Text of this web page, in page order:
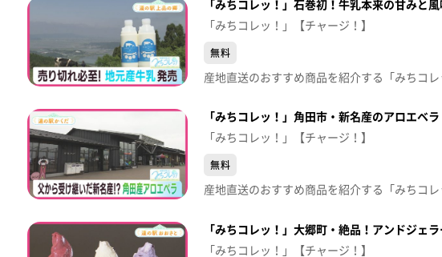
「みちコレッ！」石巻初！牛乳本来の甘みと
「みちコレッ！」【チャージ！】
無料
「みちコレッ！」角田市・新名産のアロエベ
「みちコレッ！」【チャージ！】
無料
「みちコレッ！」大郷町・絶品！アンドジェ
「みちコレッ！」【チャージ！】